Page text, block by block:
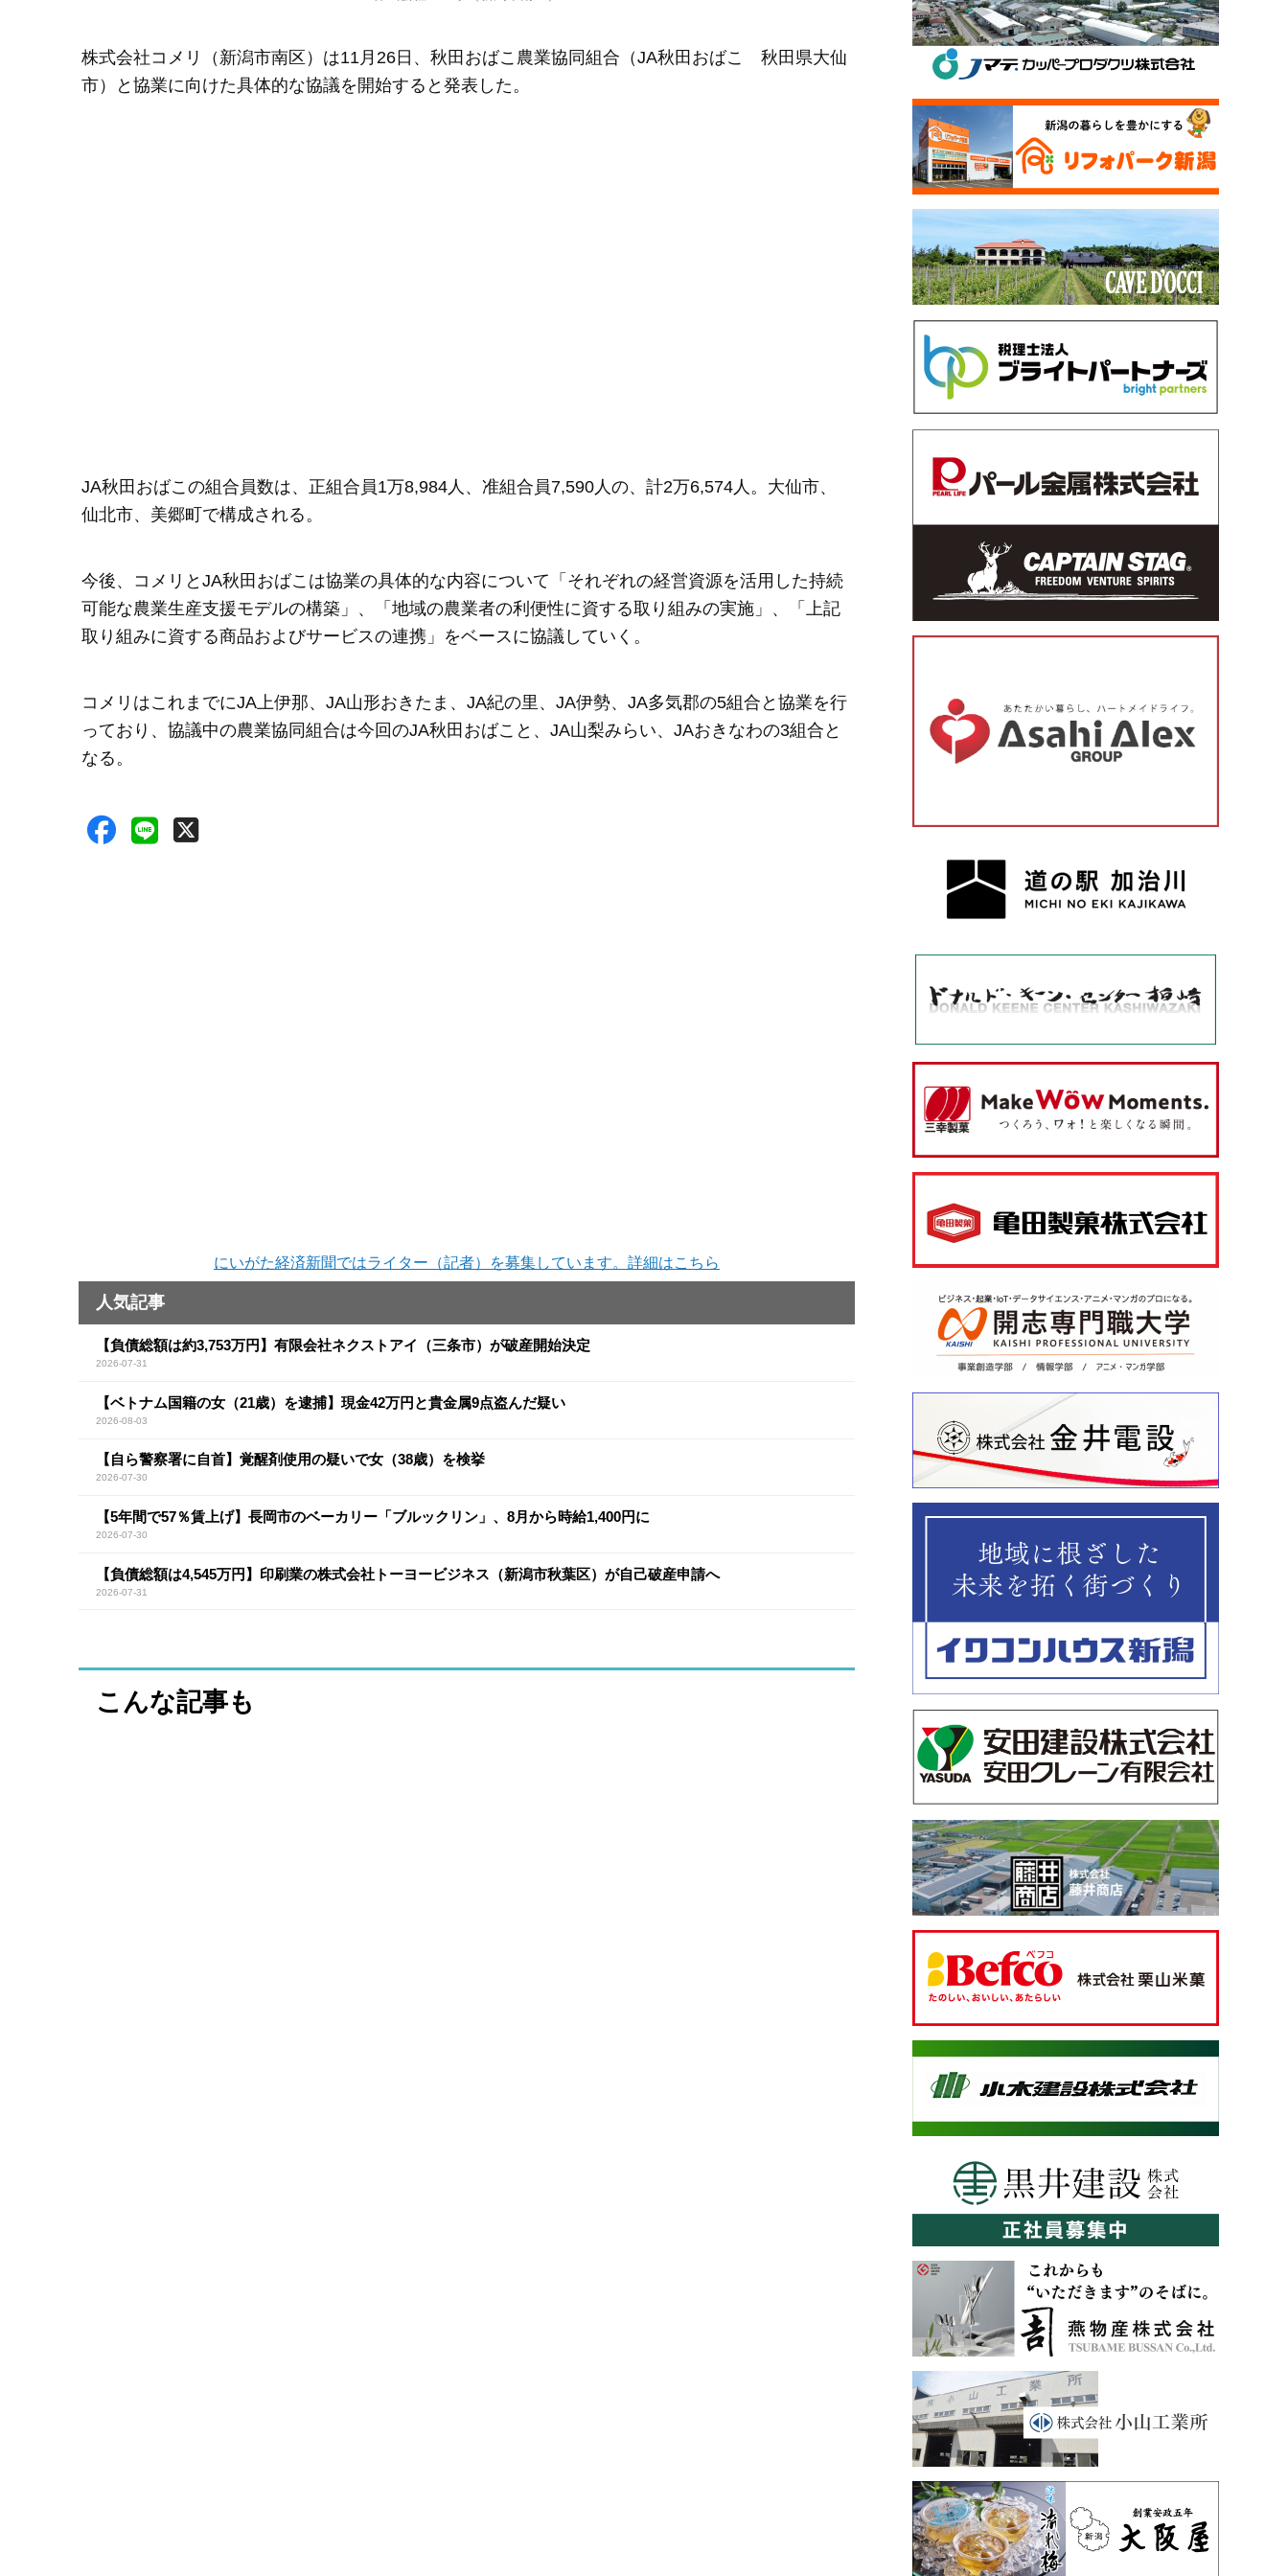
株式会社コメリ（新潟市南区）は11月26日、秋田おばこ農業協同組合（JA秋田おばこ 秋田県大仙
市）と協業に向けた具体的な協議を開始すると発表した。
JA秋田おばこの組合員数は、正組合員1万8,984人、准組合員7,590人の、計2万6,574人。大仙市、
仙北市、美郷町で構成される。
今後、コメリとJA秋田おばこは協業の具体的な内容について「それぞれの経営資源を活用した持続
可能な農業生産支援モデルの構築」、「地域の農業者の利便性に資する取り組みの実施」、「上記
取り組みに資する商品およびサービスの連携」をベースに協議していく。
コメリはこれまでにJA上伊那、JA山形おきたま、JA紀の里、JA伊勢、JA多気郡の5組合と協業を行
っており、協議中の農業協同組合は今回のJA秋田おばこと、JA山梨みらい、JAおきなわの3組合と
なる。
にいがた経済新聞ではライター（記者）を募集しています。詳細はこちら
人気記事
【負債総額は約3,753万円】有限会社ネクストアイ（三条市）が破産開始決定
2026-07-31
【ベトナム国籍の女（21歳）を逮捕】現金42万円と貴金属9点盗んだ疑い
2026-08-03
【自ら警察署に自首】覚醒剤使用の疑いで女（38歳）を検挙
2026-07-30
【5年間で57％賃上げ】長岡市のベーカリー「ブルックリン」、8月から時給1,400円に
2026-07-30
【負債総額は4,545万円】印刷業の株式会社トーヨービジネス（新潟市秋葉区）が自己破産申請へ
2026-07-31
こんな記事も